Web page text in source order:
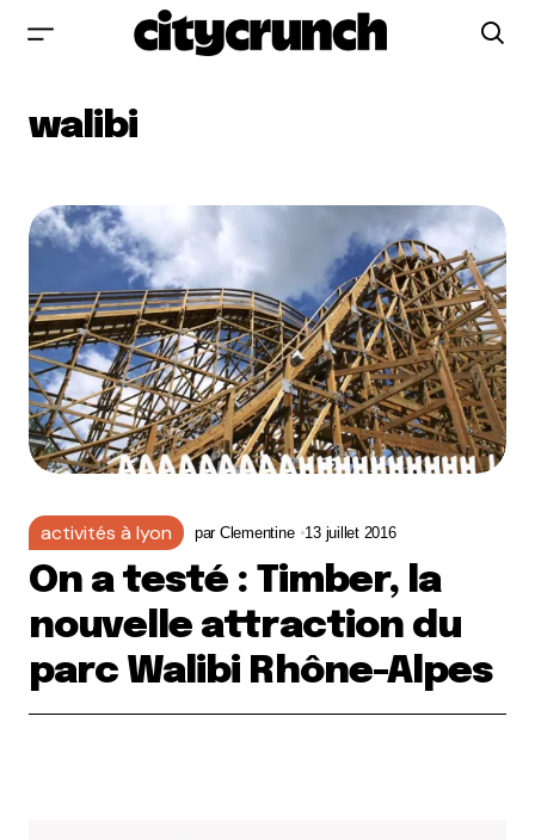
walibi
activités à lyon par Clementine 13 juillet 2016
On a testé : Timber, la
nouvelle attraction du
parc Walibi Rhône-Alpes